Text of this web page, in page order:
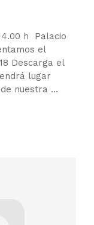
h Palacio
el
Descarga el
lugar
nuestra …